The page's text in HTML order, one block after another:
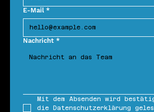
E-Mail *
Nachricht *
Mit dem Absenden wird
die Datenschutzerklärung